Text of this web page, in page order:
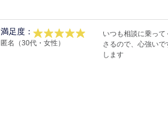
満足度：
匿名（30代・女性）
いつも相談に乗っ
さるので、心強い
します